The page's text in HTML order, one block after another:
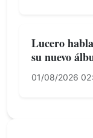
Lucero
su nuevo
01/08/2026